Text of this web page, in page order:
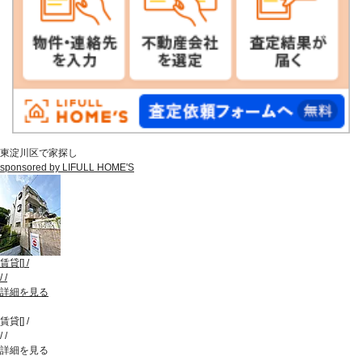
東淀川区で家探し
sponsored by LIFULL HOME'S
賃貸[] /
//
詳細を見る
賃貸[] /
//
詳細を見る